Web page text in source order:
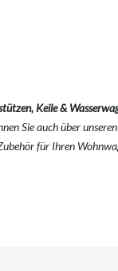
Keile &
Sie auch über unseren
für Ihren